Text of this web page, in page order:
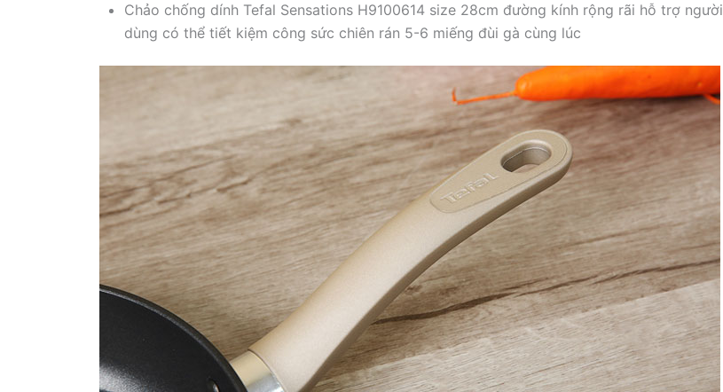
Chảo chống dính Tefal Sensations H9100614 size 28cm đường kính rộng rãi hỗ trợ người
dùng có thể tiết kiệm công sức chiên rán 5-6 miếng đùi gà cùng lúc